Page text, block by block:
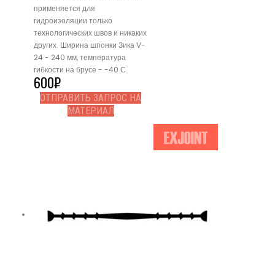
применяется для
гидроизоляции только
технологических швов и никаких
других. Ширина шпонки Зика V-
24 - 240 мм, температура
гибкости на брусе - -40 С.
600₽
ОТПРАВИТЬ ЗАПРОС НА
МАТЕРИАЛ